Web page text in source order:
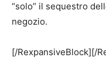
“solo” il sequestro
negozio.
[/RexpansiveBlock][/